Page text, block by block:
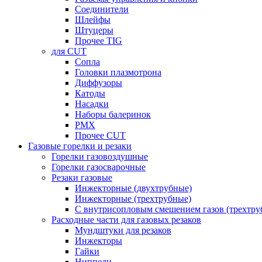
Соединители
Шлейфы
Штуцеры
Прочее TIG
для CUT
Сопла
Головки плазмотрона
Диффузоры
Катоды
Насадки
Наборы балеринок
PMX
Прочее CUT
Газовые горелки и резаки
Горелки газовоздушные
Горелки газосварочные
Резаки газовые
Инжекторные (двухтрубные)
Инжекторные (трехтрубные)
С внутрисопловым смешением газов
Расходные части для газовых резаков
Мундштуки для резаков
Инжекторы
Гайки